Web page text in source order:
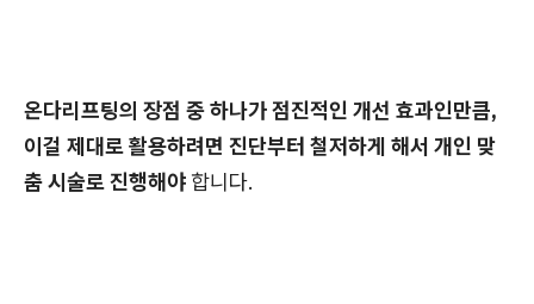
온다리프팅의 장점 중 하나가 점진적인 개선 효과인만큼,
이걸 제대로 활용하려면 진단부터 철저하게 해서 개인 맞
춤 시술로 진행해야 합니다.